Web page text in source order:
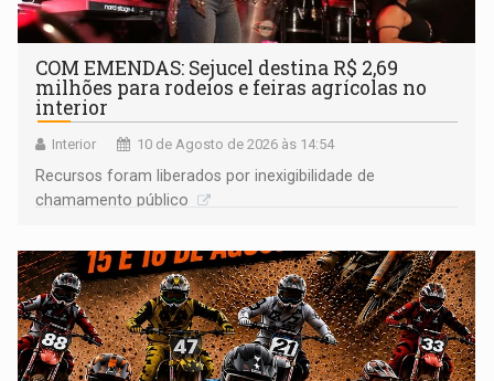
COM EMENDAS: Sejucel destina R$ 2,69
milhões para rodeios e feiras agrícolas no
interior
Interior 10 de Agosto de 2026 às 14:54
Recursos foram liberados por inexigibilidade de
chamamento público